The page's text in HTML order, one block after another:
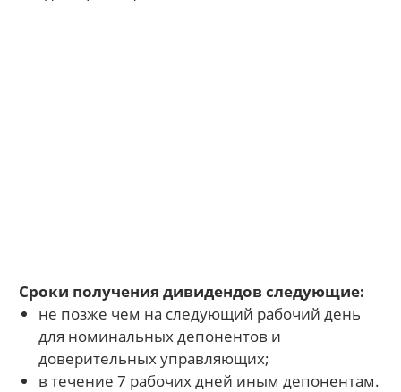
Сроки получения дивидендов следующие:
не позже чем на следующий рабочий день
для номинальных депонентов и
доверительных управляющих;
в течение 7 рабочих дней иным депонентам.